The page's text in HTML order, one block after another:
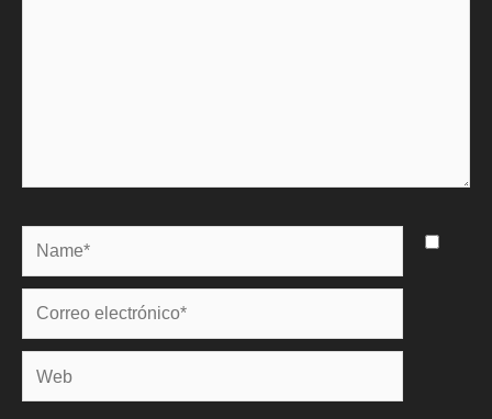
Name*
Correo
electrónico*
Web